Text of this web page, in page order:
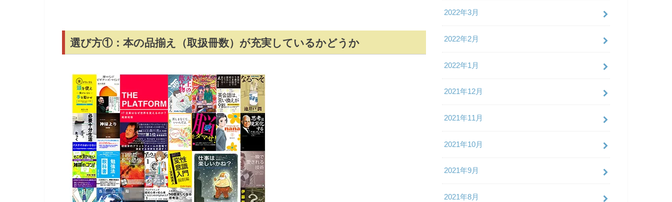
選び方①：本の品揃え（取扱冊数）が充実しているかどうか
2022年3月
2022年2月
2022年1月
2021年12月
2021年11月
2021年10月
2021年9月
2021年8月